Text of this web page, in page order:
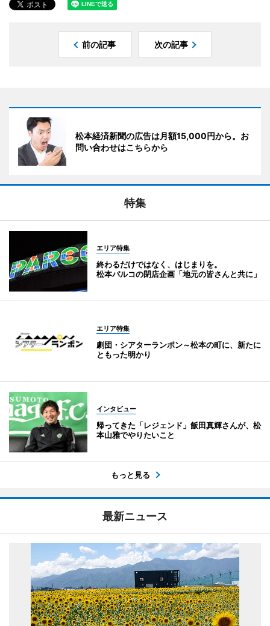
前の記事 次の記事
松本経済新聞の広告は月額15,000円から。お
問い合わせはこちらから
特集
エリア特集
終わるだけではなく、はじまりを。
松本パルコの閉店企画「地元の皆さんと共に」
エリア特集
劇団・シアターランポン～松本の町に、新たに
ともった明かり
インタビュー
帰ってきた「レジェンド」飯田真輝さんが、松
本山雅でやりたいこと
もっと見る
最新ニュース